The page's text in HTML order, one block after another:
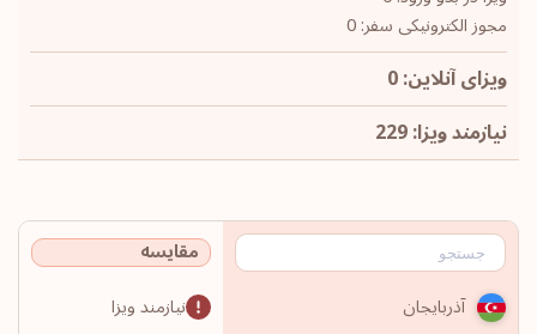
مجوز الکترونیکی سفر: 0
ویزای آنلاین: 0
نیازمند ویزا: 229
مقایسه
آذربایجان
نیازمند ویزا